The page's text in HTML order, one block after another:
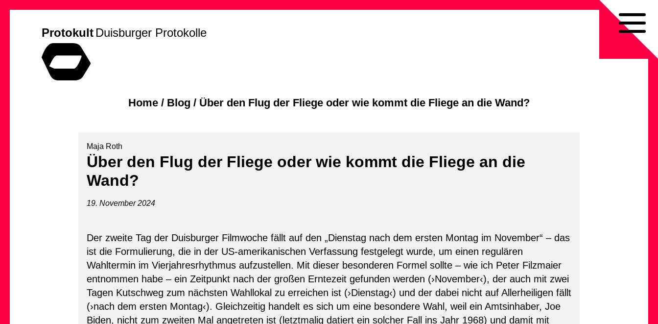
Protokult Duisburger Protokolle
Home / Blog / Über den Flug der Fliege oder wie kommt die Fliege an die Wand?
Maja Roth
Über den Flug der Fliege oder wie kommt die Fliege an die
Wand?
19. November 2024
Der zweite Tag der Duisburger Filmwoche fällt auf den „Dienstag nach dem ersten Montag im November“ – das
ist die Formulierung, die in der US-amerikanischen Verfassung festgelegt wurde, um einen regulären
Wahltermin im Vierjahresrhythmus aufzustellen. Mit dieser besonderen Formel sollte – wie ich Peter Filzmaier
entnommen habe – ein Zeitpunkt nach der großen Erntezeit gefunden werden (›November‹), der auch mit zwei
Tagen Kutschweg zum nächsten Wahllokal zu erreichen ist (›Dienstag‹) und der dabei nicht auf Allerheiligen fällt
(›nach dem ersten Montag‹). Gleichzeitig handelt es sich um eine besondere Wahl, weil ein Amtsinhaber, Joe
Biden, nicht zum zweiten Mal angetreten ist (letztmalig datiert ein solcher Fall ins Jahr 1968) und damit mit